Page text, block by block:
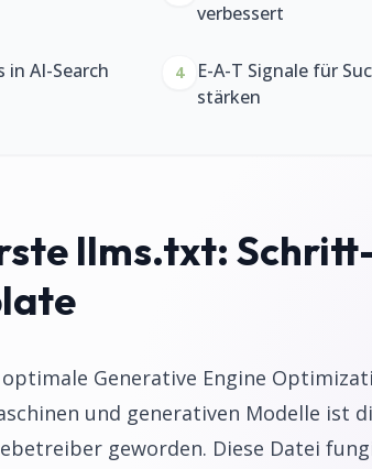
verbessert
in AI-Search 4
E-A-T Signale für
stärken
llms.txt:
Generative Engine
und generativen Modelle ist
geworden. Diese Datei